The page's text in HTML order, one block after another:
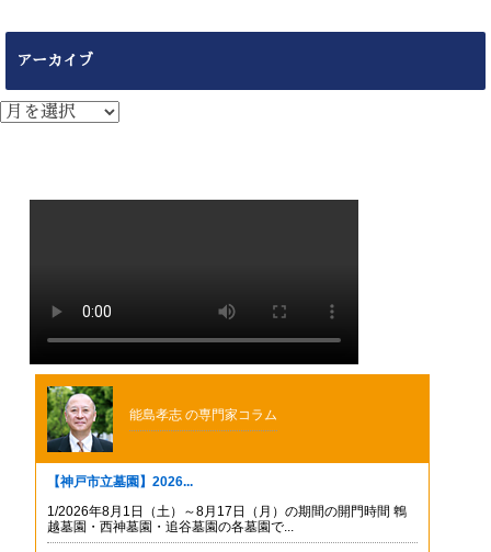
アーカイブ
ア
ー